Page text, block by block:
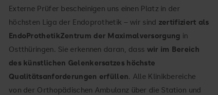
Externe Prüfer bescheinigen uns einen Platz in der
höchsten Liga der Endoprothetik – wir sind zertifiziert als
EndoProthetikZentrum der Maximalversorgung in
Ostthüringen. Sie erkennen daran, dass wir im Bereich
des künstlichen Gelenkersatzes höchste
Qualitätsanforderungen erfüllen. Alle Klinikbereiche
von der Orthopädischen Ambulanz über die Station und